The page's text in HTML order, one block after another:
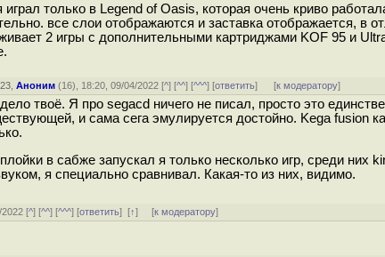
играл только в Legend of Oasis, которая очень криво
все слои отображаются и заставка отображается, в
2 игры с дополнительными картриджами KOF 95 и
,Аноним (16), 18:20, 09/04/2022 [^] [^^] [^^^] [ответить] [к модератору]
твоё. Я про segacd ничего не писал, просто это
и сама сега эмулируется достойно. Kega fusion
в сабже запускал я только несколько игр, среди них
я специально сравнивал. Какая-то из них, видимо.
[^] [^^] [^^^] [ответить][↑] [к модератору]